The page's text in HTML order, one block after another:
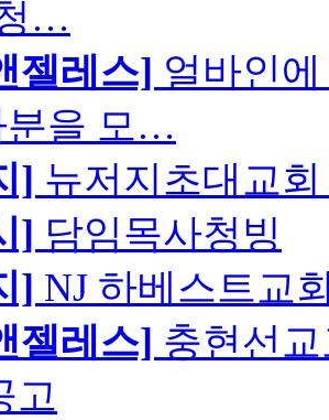
…
젤레스] 얼바인
분을 모…
] 뉴저지초대교
] 담임목사청빙
] NJ 하베스트교
젤레스] 충현선
고